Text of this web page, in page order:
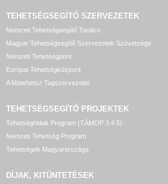
TEHETSÉGSEGÍTŐ SZERVEZETEK
Nemzeti Tehetségsegítő Tanács
Magyar Tehetségsegítő Szervezetek Szövetsége
Nemzeti Tehetségpont
Európai Tehetségközpont
A Matehetsz Tagszervezetei
TEHETSÉGSEGÍTŐ PROJEKTEK
Tehetséghidak Program (TÁMOP 3.4.5)
Nemzeti Tehetség Program
Tehetségek Magyarországa
DÍJAK, KITÜNTETÉSEK